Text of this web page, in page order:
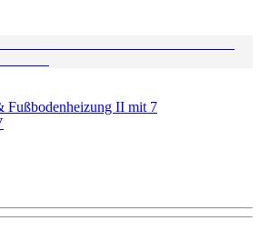
Fußbodenheizung II mit 7